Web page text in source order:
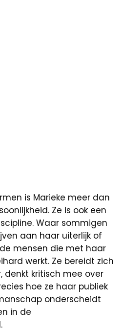
is Marieke meer dan
Ze is ook een
Waar sommigen
aan haar uiterlijk of
mensen die met haar
werkt. Ze bereidt zich
denkt kritisch mee over
hoe ze haar publiek
onderscheidt
in de